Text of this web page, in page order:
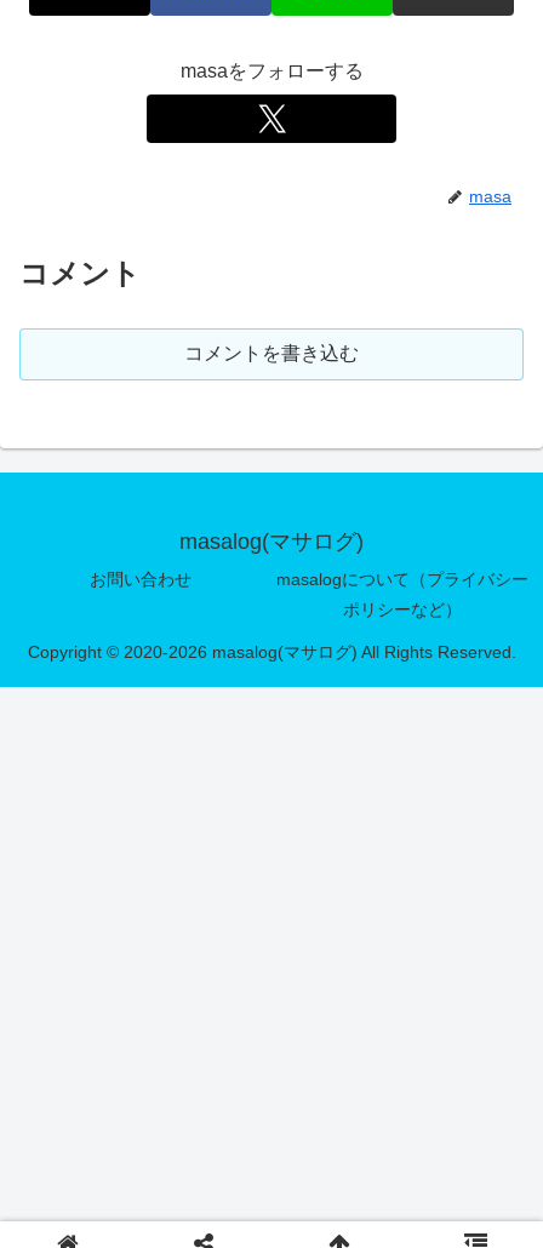
masaをフォローする
masa
コメント
コメントを書き込む
masalog(マサログ)
お問い合わせ
masalogについて（プライバシー
ポリシーなど）
Copyright © 2020-2026 masalog(マサログ) All Rights Reserved.